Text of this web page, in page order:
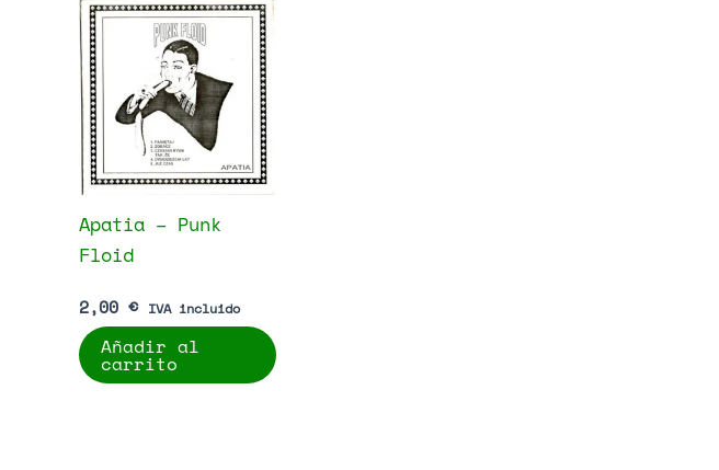
Apatia – Punk
Floid
2,00 € IVA incluido
Añadir al
carrito